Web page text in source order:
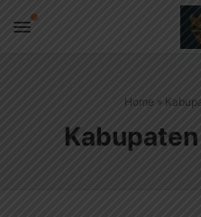
Home »